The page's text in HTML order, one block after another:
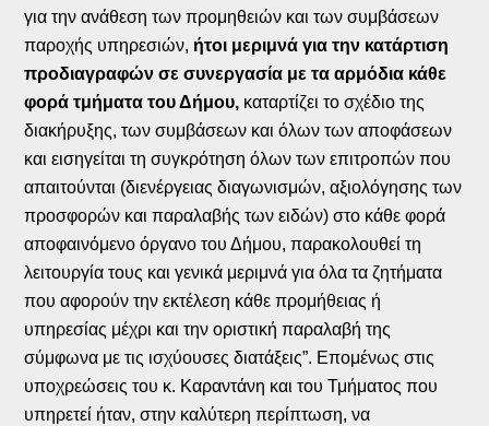
για την ανάθεση των προμηθειών και των συμβάσεων
παροχής υπηρεσιών, ήτοι μεριμνά για την κατάρτιση
προδιαγραφών σε συνεργασία με τα αρμόδια κάθε
φορά τμήματα του Δήμου, καταρτίζει το σχέδιο της
διακήρυξης, των συμβάσεων και όλων των αποφάσεων
και εισηγείται τη συγκρότηση όλων των επιτροπών που
απαιτούνται (διενέργειας διαγωνισμών, αξιολόγησης των
προσφορών και παραλαβής των ειδών) στο κάθε φορά
αποφαινόμενο όργανο του Δήμου, παρακολουθεί τη
λειτουργία τους και γενικά μεριμνά για όλα τα ζητήματα
που αφορούν την εκτέλεση κάθε προμήθειας ή
υπηρεσίας μέχρι και την οριστική παραλαβή της
σύμφωνα με τις ισχύουσες διατάξεις”. Επομένως στις
υποχρεώσεις του κ. Καραντάνη και του Τμήματος που
υπηρετεί ήταν, στην καλύτερη περίπτωση, να